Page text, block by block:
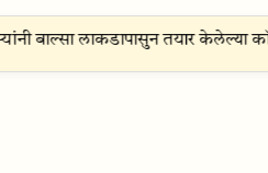
बाल्सा लाकडापासुन तयार केलेल्या